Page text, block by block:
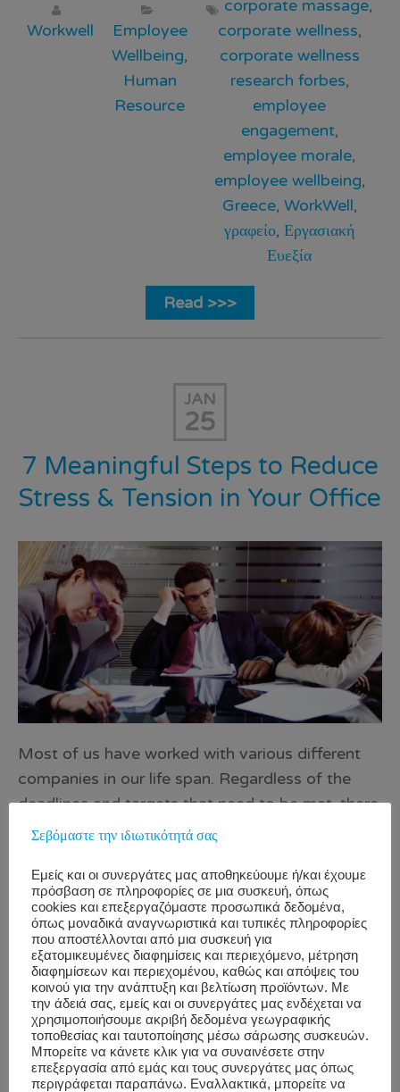
Workwell
Employee
Wellbeing,
Human
Resource
corporate massage,
corporate wellness,
corporate wellness
research forbes,
employee
engagement,
employee morale,
employee wellbeing,
Greece, WorkWell,
γραφείο, Εργασιακή
Ευεξία
Read >>>
JAN
25
7 Meaningful Steps to Reduce
Stress & Tension in Your Office
Most of us have worked with various different
companies in our life span. Regardless of the
deadlines and targets that need to be met, there
are work environments that simply thrive on
minimum. Why is that? It often relates to the
culture and actions that companies take to
achieve just that. Increase results but make a
strong effort by taking specific actions to
reduce tension. Here are some steps towards
that much desired balance: Source 1. Identify
the problem areas The first step to helping your
stressed out employees is to find out what
they’re stressed about. Stress comes in many
Σεβόμαστε την ιδιωτικότητά σας
Εμείς και οι συνεργάτες μας αποθηκεύουμε ή/και έχουμε
πρόσβαση σε πληροφορίες σε μια συσκευή, όπως
cookies και επεξεργαζόμαστε προσωπικά δεδομένα,
όπως μοναδικά αναγνωριστικά και τυπικές πληροφορίες
που αποστέλλονται από μια συσκευή για
εξατομικευμένες διαφημίσεις και περιεχόμενο, μέτρηση
διαφημίσεων και περιεχομένου, καθώς και απόψεις του
κοινού για την ανάπτυξη και βελτίωση προϊόντων. Με
την άδειά σας, εμείς και οι συνεργάτες μας ενδέχεται να
χρησιμοποιήσουμε ακριβή δεδομένα γεωγραφικής
τοποθεσίας και ταυτοποίησης μέσω σάρωσης συσκευών.
Μπορείτε να κάνετε κλικ για να συναινέσετε στην
επεξεργασία από εμάς και τους συνεργάτες μας όπως
περιγράφεται παραπάνω. Εναλλακτικά, μπορείτε να